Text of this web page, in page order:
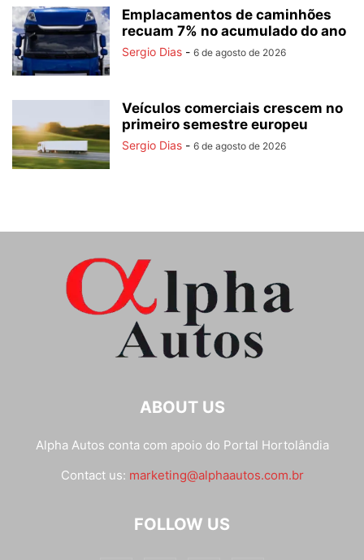
Emplacamentos de caminhões
recuam 7% no acumulado do ano
Sergio Dias - 6 de agosto de 2026
Veículos comerciais crescem no
primeiro semestre europeu
Sergio Dias - 6 de agosto de 2026
ABOUT US
Alpha Autos conta com apoio do Portal Hortolândia
Contact us: marketing@alphaautos.com.br
FOLLOW US